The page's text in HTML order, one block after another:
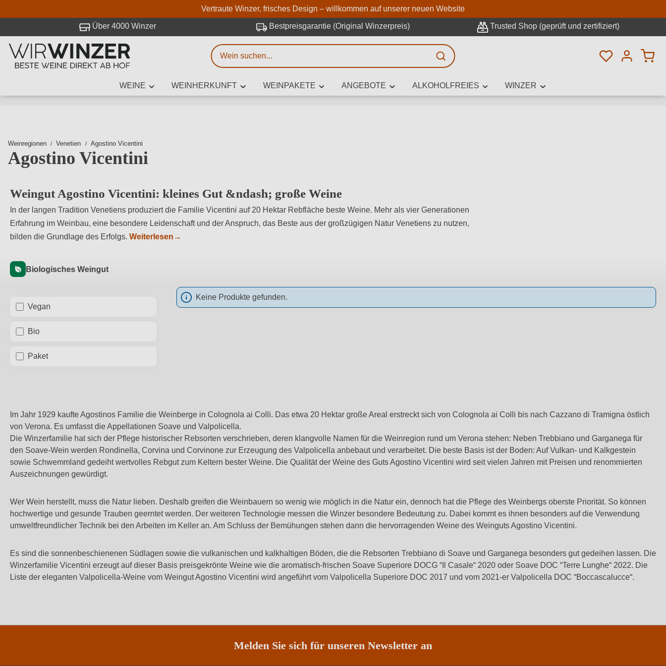
Zum Hauptinhalt springen
Zur Suche springen
Zur Hauptnavigation springen
Vertraute Winzer, frisches Design – willkommen auf unserer neuen Website
Über 4000 Winzer Bestpreisgarantie (Original Winzerpreis) Trusted Shop (geprüft und zertifiziert)
Du hast 0
WEINE WEINHERKUNFT WEINPAKETE ANGEBOTE ALKOHOLFREIES WINZER
Weinregionen Venetien Agostino Vicentini
Agostino Vicentini
Weingut Agostino Vicentini: kleines Gut &ndash; große Weine
In der langen Tradition Venetiens produziert die Familie Vicentini auf 20 Hektar Rebfläche beste Weine. Mehr als vier Generationen
Erfahrung im Weinbau, eine besondere Leidenschaft und der Anspruch, das Beste aus der großzügigen Natur Venetiens zu nutzen,
bilden die Grundlage des Erfolgs. Weiterlesen →
Biologisches Weingut
Vegan
Bio
Paket
Keine Produkte gefunden.
Im Jahr 1929 kaufte Agostinos Familie die Weinberge in Colognola ai Colli. Das etwa 20 Hektar große Areal erstreckt sich von Colognola ai Colli bis nach Cazzano di Tramigna östlich
von Verona. Es umfasst die Appellationen Soave und Valpolicella.
Die Winzerfamilie hat sich der Pflege historischer Rebsorten verschrieben, deren klangvolle Namen für die Weinregion rund um Verona stehen: Neben Trebbiano und Garganega für
den Soave-Wein werden Rondinella, Corvina und Corvinone zur Erzeugung des Valpolicella anbebaut und verarbeitet. Die beste Basis ist der Boden: Auf Vulkan- und Kalkgestein
sowie Schwemmland gedeiht wertvolles Rebgut zum Keltern bester Weine. Die Qualität der Weine des Guts Agostino Vicentini wird seit vielen Jahren mit Preisen und renommierten
Auszeichnungen gewürdigt.
Wer Wein herstellt, muss die Natur lieben. Deshalb greifen die Weinbauern so wenig wie möglich in die Natur ein, dennoch hat die Pflege des Weinbergs oberste Priorität. So können
hochwertige und gesunde Trauben geerntet werden. Der weiteren Technologie messen die Winzer besondere Bedeutung zu. Dabei kommt es ihnen besonders auf die Verwendung
umweltfreundlicher Technik bei den Arbeiten im Keller an. Am Schluss der Bemühungen stehen dann die hervorragenden Weine des Weinguts Agostino Vicentini.
Es sind die sonnenbeschienenen Südlagen sowie die vulkanischen und kalkhaltigen Böden, die die Rebsorten Trebbiano di Soave und Garganega besonders gut gedeihen lassen. Die
Winzerfamilie Vicentini erzeugt auf dieser Basis preisgekrönte Weine wie die aromatisch-frischen Soave Superiore DOCG “Il Casale“ 2020 oder Soave DOC “Terre Lunghe“ 2022. Die
Liste der eleganten Valpolicella-Weine vom Weingut Agostino Vicentini wird angeführt vom Valpolicella Superiore DOC 2017 und vom 2021-er Valpolicella DOC “Boccascalucce“.
Melden Sie sich für unseren Newsletter an
Weinsuche
Mindestens 3 Zeichen eingeben
Erweiterte Suche
bei WirWinzer.